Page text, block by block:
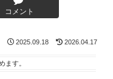
コメント
2025.09.18 2026.04.17
ます。